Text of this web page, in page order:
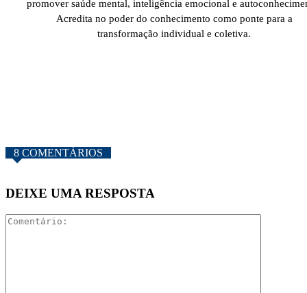
promover saúde mental, inteligência emocional e
Acredita no poder do conhecimento como ponte para a
transformação individual e coletiva.
8 COMENTÁRIOS
DEIXE UMA RESPOSTA